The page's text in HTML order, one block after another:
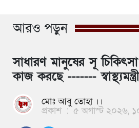
আরও পড়ুন
সাধারণ মানুষের সূ
কাজ করছে ------- স্বাস্থ্যমন্ত্রী
মোঃ আবু তোহা ।।
প্রকাশ : ৫ অগাস্ট ২০২৬,